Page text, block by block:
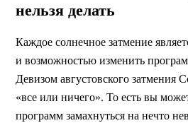
нельзя делать
Каждое солнечное затмение
и возможностью изменить
Девизом августовского затмения
«все или ничего». То есть вы
программ замахнуться на нечто